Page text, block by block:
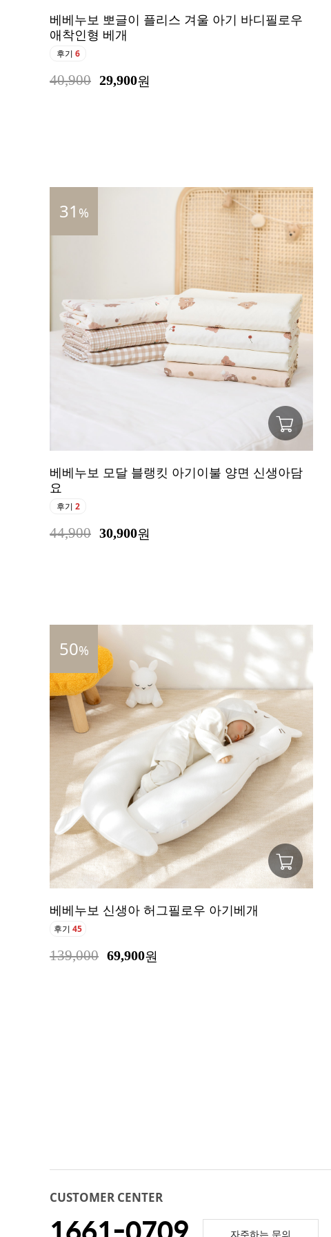
베베누보 뽀글이 플리스 겨울 아기 바디필로우
애착인형 베개
후기 6
40,900 29,900원
31 %
베베누보 모달 블랭킷 아기이불 양면 신생아담
요
후기 2
44,900 30,900원
50%
베베누보 신생아 허그필로우 아기베개
후기 45
139,000 69,900원
CUSTOMER CENTER
자주하는 문의